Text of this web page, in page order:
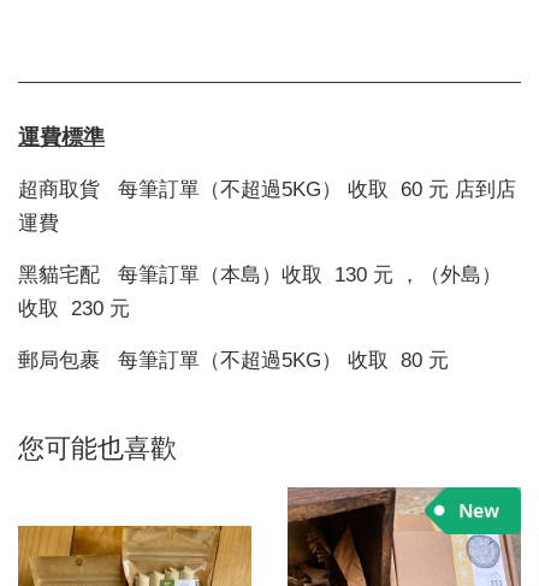
運費標準
超商取貨 每筆訂單（不超過5KG） 收取 60 元 店到店
運費
黑貓宅配 每筆訂單（本島）收取 130 元 ，（外島）
收取 230 元
郵局包裹 每筆訂單（不超過5KG） 收取 80 元
您可能也喜歡